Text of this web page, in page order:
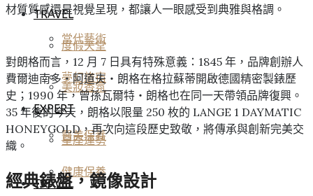
當代藝術
美妝香氛
醫美保養
TRAVEL
TRAVEL
度假天堂
夢幻旅宿
EXPERT
星座運勢
健康保養
材質質感還是視覺呈現，都讓人一眼感受到典雅與格調。
對朗格而言，12 月 7 日具有特殊意義：1845 年，品牌創辦人
費爾迪南多‧阿道夫‧朗格在格拉蘇蒂開啟德國精密製錶歷
史；1990 年，曾孫瓦爾特‧朗格也在同一天帶領品牌復興。
35 年後的今天，朗格以限量 250 枚的 LANGE 1 DAYMATIC
HONEYGOLD，再次向這段歷史致敬，將傳承與創新完美交
織。
經典錶盤，鏡像設計